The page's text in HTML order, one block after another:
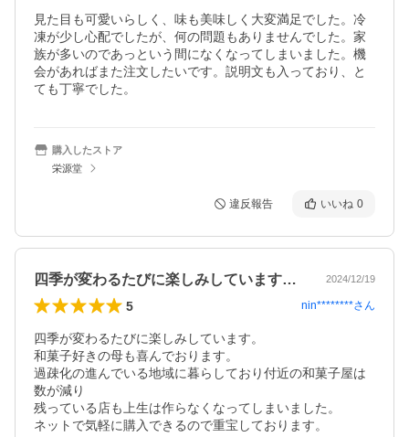
見た目も可愛いらしく、味も美味しく大変満足でした。冷
凍が少し心配でしたが、何の問題もありませんでした。家
族が多いのであっという間になくなってしまいました。機
会があればまた注文したいです。説明文も入っており、と
ても丁寧でした。
購入したストア
栄源堂
違反報告 いいね 0
四季が変わるたびに楽しみしています。和… 2024/12/19
5 nin********さん
四季が変わるたびに楽しみしています。
和菓子好きの母も喜んでおります。
過疎化の進んでいる地域に暮らしており付近の和菓子屋は
数が減り
残っている店も上生は作らなくなってしまいました。
ネットで気軽に購入できるので重宝しております。